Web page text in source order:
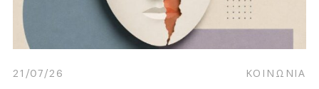
21/07/26 ΚΟΙΝΩΝΙΑ